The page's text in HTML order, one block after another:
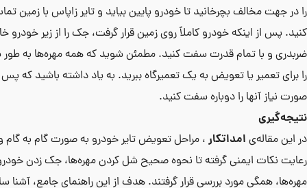
را در جهت مخالف بچرخانید تا خودرو پایین بیاید و تایر زاپاس با زمین
کنید. پس از اینکه خودرو کاملاً روی زمین قرار گرفت، جک را از زیر خودرو
ضربدری و با تمام قدرت سفت کنید. مطمئن شوید که همه مهره‌ها به
را برای تعمیر یا تعویض به یک تعمیرگاه ببرید. به یاد داشته باشید که
صورت نیاز آنها را دوباره سفت کنید.
نتیجه‌گیری
در این مقاله‌ی امداتکار ، مراحل تعویض تایر خودرو به صورت گام به گام
رعایت نکات ایمنی گرفته تا نحوه صحیح شل کردن مهره‌ها، جک زدن
مهره‌ها، همگی مورد بررسی قرار گرفتند. هدف از این راهنمای جامع، آشنا